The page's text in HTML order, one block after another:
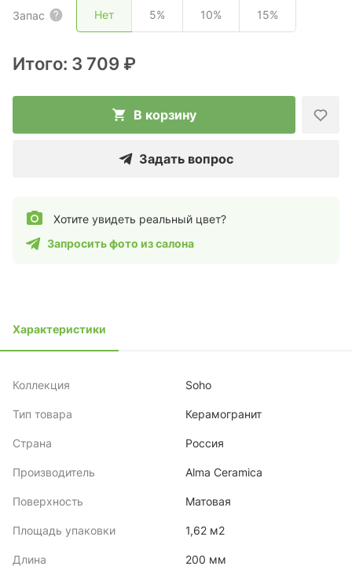
Запас Нет 5% 10% 15%
Итого: 3 709 ₽
В корзину
Задать вопрос
Хотите увидеть реальный цвет?
Запросить фото из салона
Характеристики
Коллекция Soho
Тип товара Керамогранит
Страна Россия
Производитель Alma Ceramica
Поверхность Матовая
Площадь упаковки 1,62 м2
Длина 200 мм